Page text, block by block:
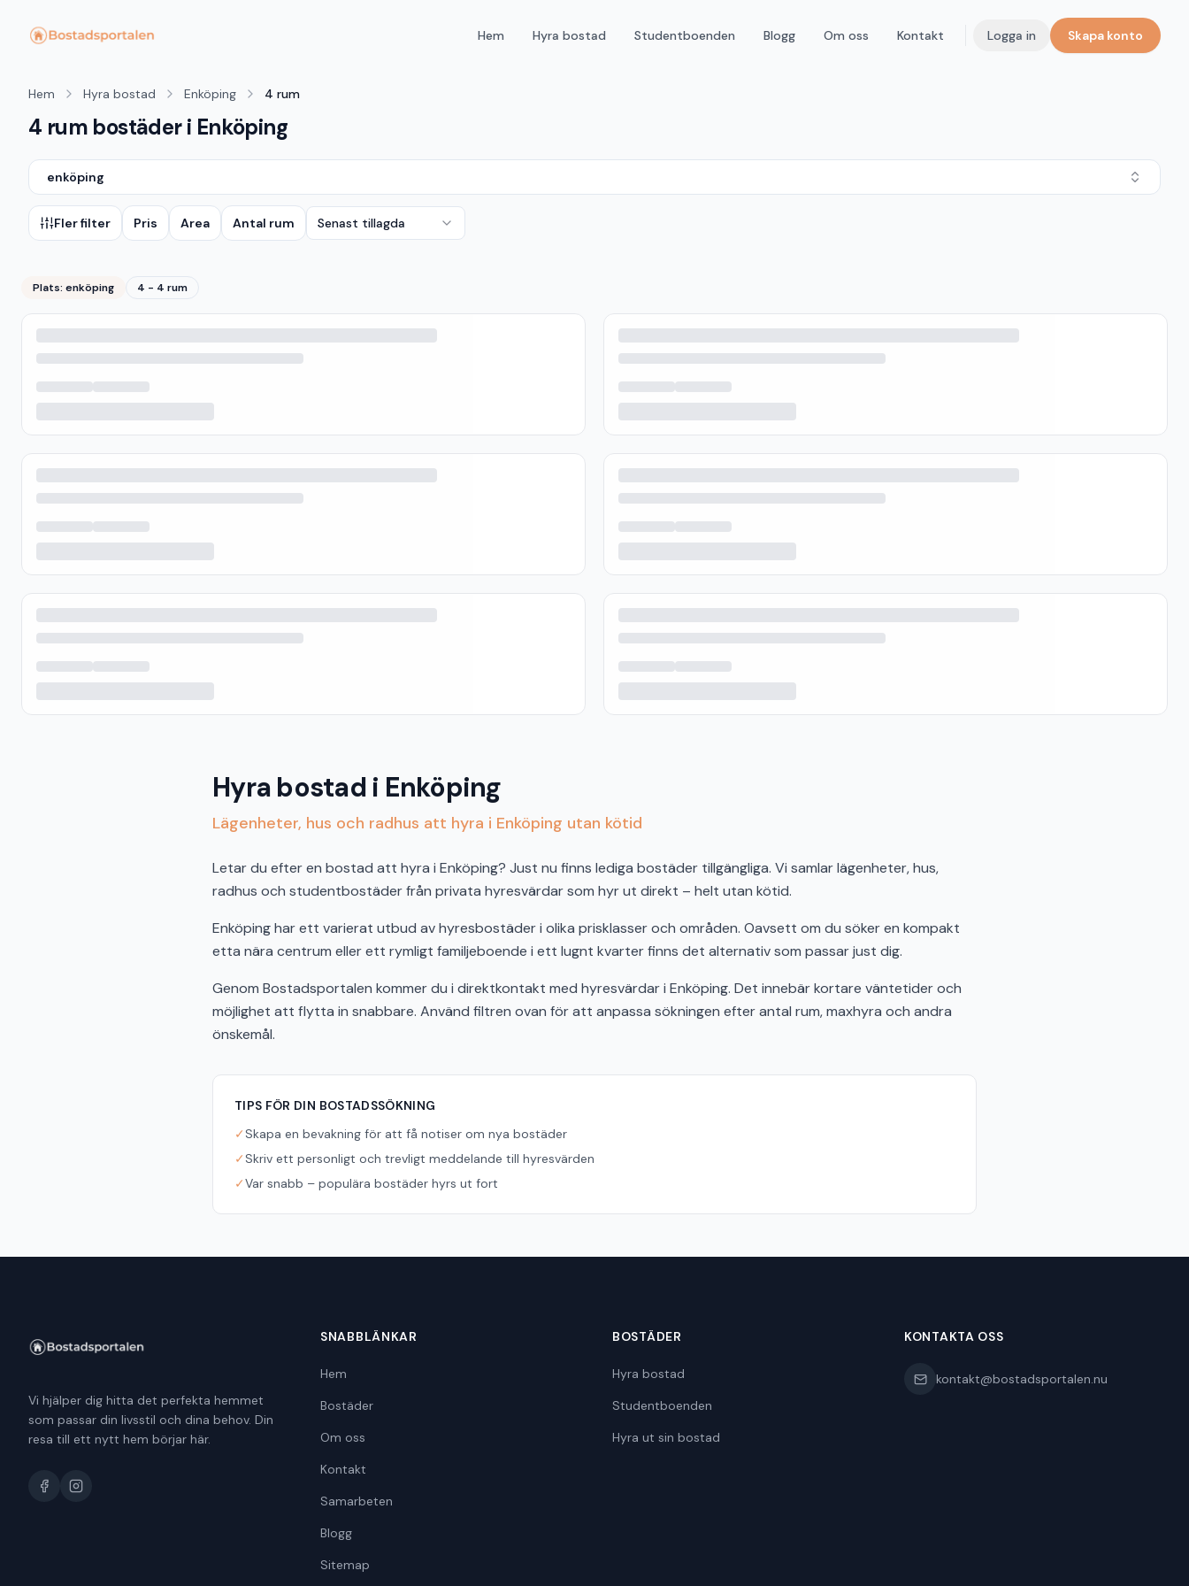
Hem Hyra bostad Studentboenden Blogg Om oss Kontakt Logga in Skapa konto
Hem Hyra bostad Enköping 4 rum
4 rum bostäder i Enköping
enköping
Fler filter Pris Area Antal rum Senast tillagda
Plats: enköping 4 - 4 rum
Hyra bostad i Enköping
Lägenheter, hus och radhus att hyra i Enköping utan kötid
Letar du efter en bostad att hyra i Enköping? Just nu finns lediga bostäder tillgängliga. Vi samlar lägenheter, hus,
radhus och studentbostäder från privata hyresvärdar som hyr ut direkt – helt utan kötid.
Enköping har ett varierat utbud av hyresbostäder i olika prisklasser och områden. Oavsett om du söker en kompakt
etta nära centrum eller ett rymligt familjeboende i ett lugnt kvarter finns det alternativ som passar just dig.
Genom Bostadsportalen kommer du i direktkontakt med hyresvärdar i Enköping. Det innebär kortare väntetider och
möjlighet att flytta in snabbare. Använd filtren ovan för att anpassa sökningen efter antal rum, maxhyra och andra
önskemål.
TIPS FÖR DIN BOSTADSSÖKNING
✓Skapa en bevakning för att få notiser om nya bostäder
✓Skriv ett personligt och trevligt meddelande till hyresvärden
✓Var snabb – populära bostäder hyrs ut fort
Vi hjälper dig hitta det perfekta hemmet
som passar din livsstil och dina behov. Din
resa till ett nytt hem börjar här.
SNABBLÄNKAR
Hem
Bostäder
Om oss
Kontakt
Samarbeten
Blogg
Sitemap
BOSTÄDER
Hyra bostad
Studentboenden
Hyra ut sin bostad
KONTAKTA OSS
kontakt@bostadsportalen.nu